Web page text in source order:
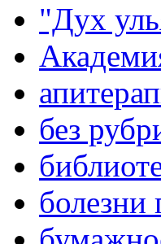
"Дух
без
болезни